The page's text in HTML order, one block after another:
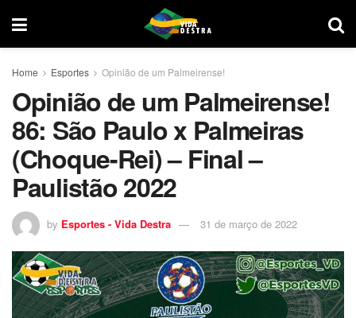
Home Esportes Opinião de um Palmeirense!
Opinião de um Palmeirense!
86: São Paulo x Palmeiras
(Choque-Rei) – Final –
Paulistão 2022
by Esportes - Vida Destra 31 de março de 2022